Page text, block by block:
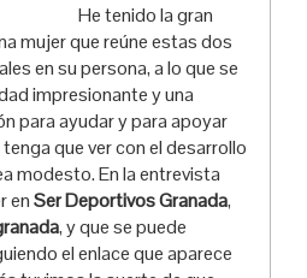
He tenido la gran
mujer que reúne estas dos
en su persona, a lo que se
impresionante y una
para ayudar y para apoyar
que ver con el desarrollo
modesto. En la entrevista
enSer Deportivos Granada,
, y que se puede
el enlace que aparece